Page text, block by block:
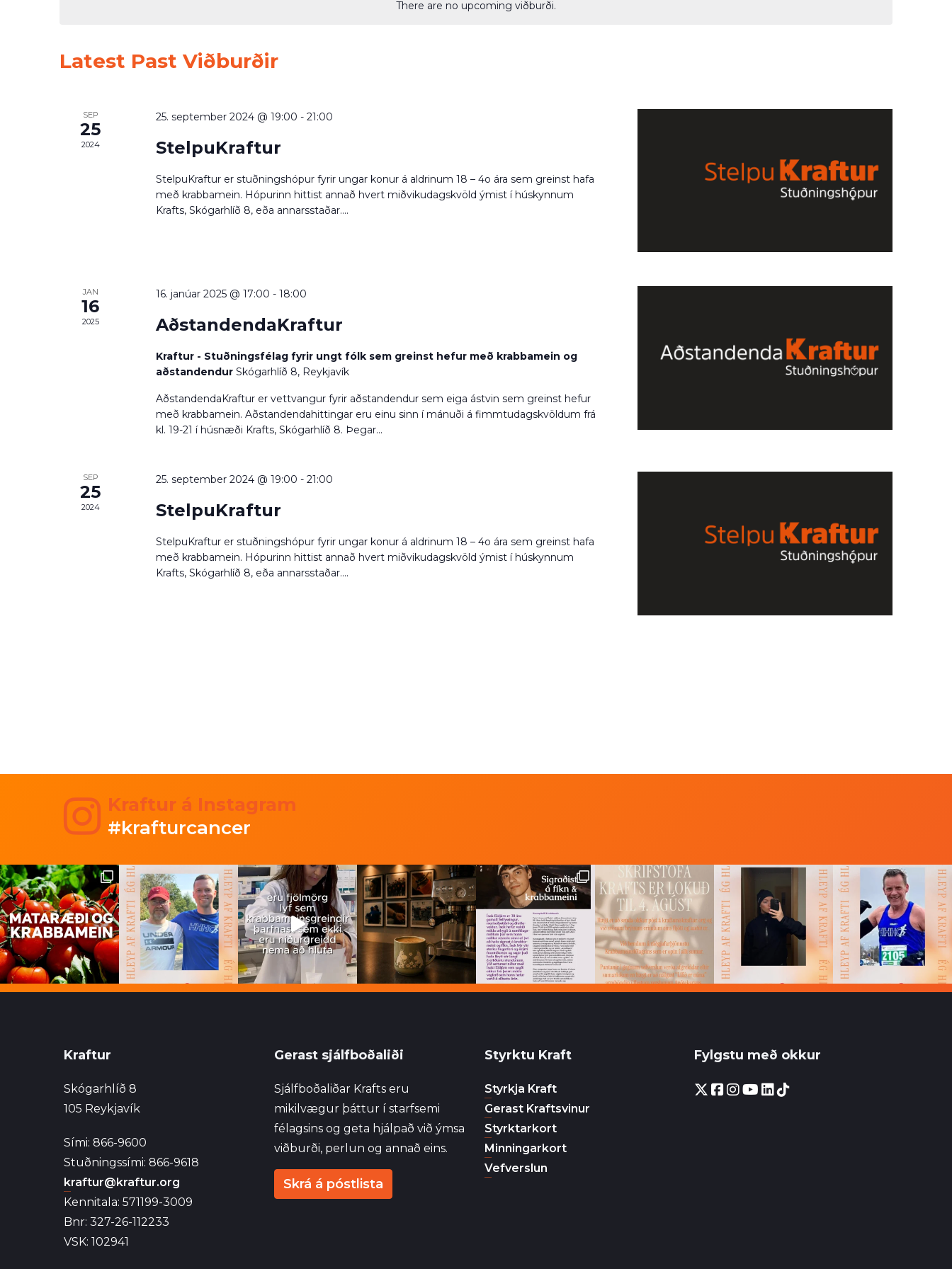
There are no upcoming viðburði.
Calendar
Latest Past Viðburðir
SEP
25
2024
25. september 2024 @ 19:00 - 21:00
StelpuKraftur
StelpuKraftur er stuðningshópur fyrir ungar konur á aldrinum 18 – 4o ára sem greinst hafa
með krabbamein. Hópurinn hittist annað hvert miðvikudagskvöld ýmist í húskynnum
Krafts, Skógarhlíð 8, eða annarsstaðar....
JAN
16
2025
16. janúar 2025 @ 17:00 - 18:00
AðstandendaKraftur
Kraftur - Stuðningsfélag fyrir ungt fólk sem greinst hefur með krabbamein og
aðstandendur Skógarhlíð 8, Reykjavík
AðstandendaKraftur er vettvangur fyrir aðstandendur sem eiga ástvin sem greinst hefur
með krabbamein. Aðstandendahittingar eru einu sinn í mánuði á fimmtudagskvöldum frá
kl. 19-21 í húsnæði Krafts, Skógarhlíð 8. Þegar...
SEP
25
2024
25. september 2024 @ 19:00 - 21:00
StelpuKraftur
StelpuKraftur er stuðningshópur fyrir ungar konur á aldrinum 18 – 4o ára sem greinst hafa
með krabbamein. Hópurinn hittist annað hvert miðvikudagskvöld ýmist í húskynnum
Krafts, Skógarhlíð 8, eða annarsstaðar....
Kraftur á Instagram
#krafturcancer
Kraftur
Skógarhlíð 8
105 Reykjavík
Sími: 866-9600
Stuðningssími: 866-9618
kraftur@kraftur.org
Kennitala: 571199-3009
Bnr: 327-26-112233
VSK: 102941
Gerast sjálfboðaliði
Sjálfboðaliðar Krafts eru
mikilvægur þáttur í starfsemi
félagsins og geta hjálpað við ýmsa
viðburði, perlun og annað eins.
Skrá á póstlista
Styrktu Kraft
Styrkja Kraft
Gerast Kraftsvinur
Styrktarkort
Minningarkort
Vefverslun
Fylgstu með okkur